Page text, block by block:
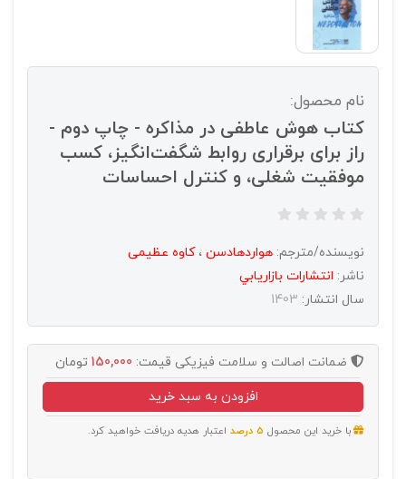
نام محصول:
کتاب هوش عاطفی در مذاکره - چاپ دوم -
راز برای برقراری روابط شگفت‌انگیز، کسب
موفقیت شغلی، و کنترل احساسات
نویسنده/مترجم: هواردهادسن ،کاوه عظیمی
ناشر: انتشارات بازاريابي
سال انتشار: 1403
ضمانت اصالت و سلامت فیزیکی قیمت: 150,000 تومان
افزودن به سبد خرید
با خرید این محصول 5 درصد اعتبار هدیه دریافت خواهید کرد.